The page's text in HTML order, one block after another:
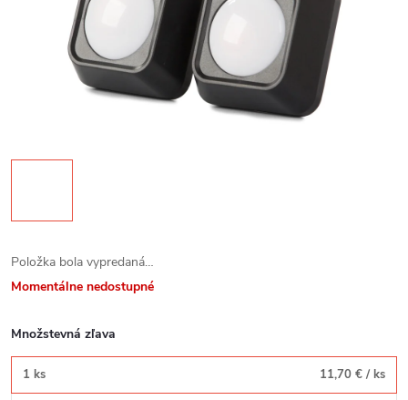
Položka bola vypredaná…
Momentálne nedostupné
Množstevná zľava
1 ks 11,70 € / ks